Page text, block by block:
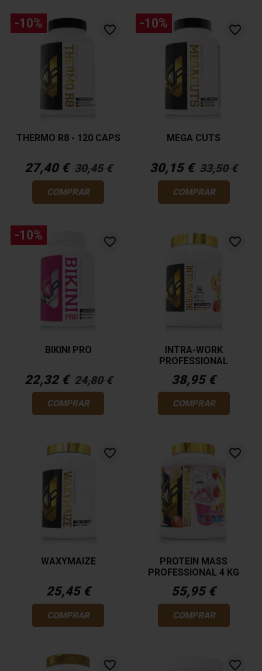
-10% favorite_border
THERMO R8 - 120 CAPS
27,40 € 30,45 €
COMPRAR
-10% favorite_border
MEGA CUTS
30,15 € 33,50 €
COMPRAR
-10% favorite_border
BIKINI PRO
22,32 € 24,80 €
COMPRAR
favorite_border
INTRA-WORK
PROFESSIONAL
38,95 €
COMPRAR
favorite_border
WAXYMAIZE
25,45 €
COMPRAR
favorite_border
PROTEIN MASS
PROFESSIONAL 4 KG
55,95 €
COMPRAR
favorite_border favorite_border